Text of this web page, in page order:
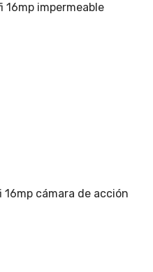
16mp impermeable
cámara de acción